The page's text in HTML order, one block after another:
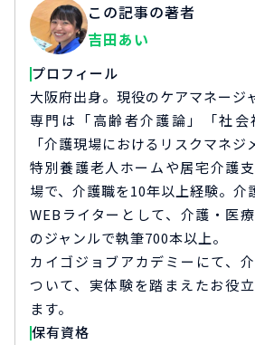
この記事の著者
吉田あい
プロフィール
大阪府出身。現役のケアマネージ
専門は「高齢者介護論」「社会
「介護現場におけるリスクマネジ
特別養護老人ホームや居宅介護
場で、介護職を10年以上経験。介
WEBライターとして、介護・医
のジャンルで執筆700本以上。
カイゴジョブアカデミーにて、
ついて、実体験を踏まえたお役
ます。
保有資格